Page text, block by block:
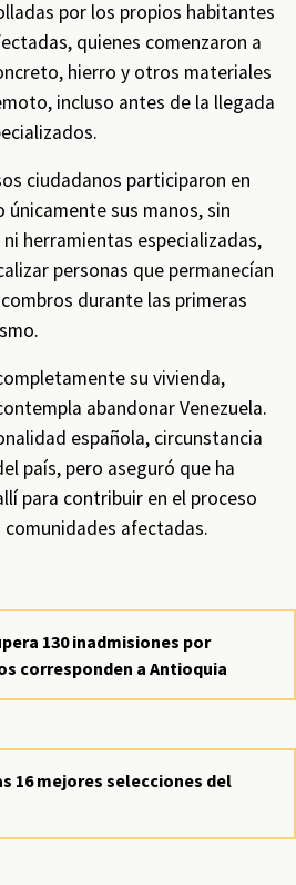
por los propios habitantes
quienes comenzaron a
hierro y otros materiales
incluso antes de la llegada
ciudadanos participaron en
sus manos, sin
herramientas especializadas,
personas que permanecían
durante las primeras
su vivienda,
abandonar Venezuela.
española, circunstancia
país, pero aseguró que ha
para contribuir en el proceso
afectadas.
130 inadmisiones por
corresponden a Antioquia
16 mejores selecciones del